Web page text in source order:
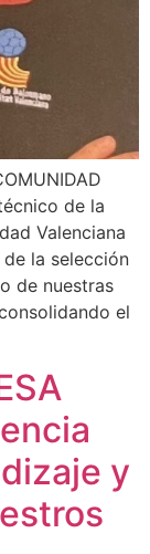
de la
Valenciana
la selección
de nuestras
el
y